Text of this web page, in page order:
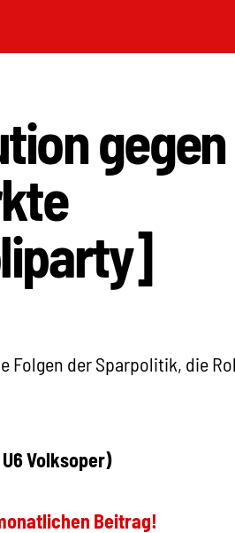
Folgen der Sparpolitik, die
Volksoper)
Beitrag!